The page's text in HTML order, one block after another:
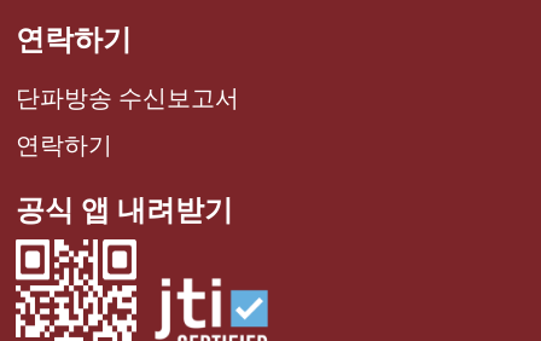
연락하기
단파방송 수신보고서
연락하기
공식 앱 내려받기